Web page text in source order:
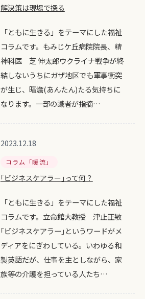
解決策は現場で探る
「ともに生きる」をテーマにした福祉
コラムです。もみじケ丘病院院長、精
神科医 芝 伸太郎ウクライナ戦争が終
結しないうちにガザ地区でも軍事衝突
が生じ、暗澹(あんたん)たる気持ちに
なります。一部の識者が指摘…
2023.12.18
コラム「暖流」
｢ビジネスケアラー｣って何？
「ともに生きる」をテーマにした福祉
コラムです。立命館大教授 津止正敏
｢ビジネスケアラー｣というワードがメ
ディアをにぎわしている。いわゆる和
製英語だが、仕事を主としながら、家
族等の介護を担っている人たち…